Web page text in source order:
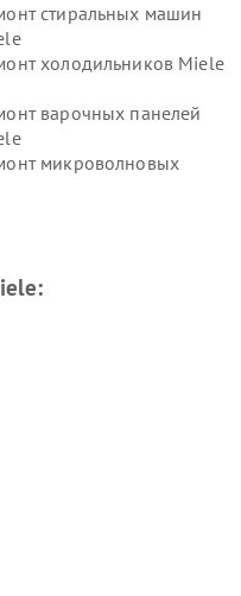
стиральных машин
холодильников Miele
варочных панелей
микроволновых
Miele